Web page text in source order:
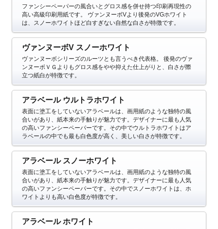
ファンシーペーパーの風合いとグロス感を併せ持つ印刷再現性の
高い高級印刷用紙です。 ヴァンヌーボVより後発のVGホワイト
は、スノーホワイトほど白すぎない自然な白さが特徴です。
ヴァンヌーボV スノーホワイト
ヴァンヌーボシリーズのルーツとも言うべき代表格。 後発のヴァ
ンヌーボＶＧよりもグロス感をやや抑えた仕上がりと、白さが際
立つ紙白が特徴です。
アラベール ウルトラホワイト
表面に塗工をしていないアラベールは、画用紙のような独特の風
合いがあり、紙本来の手触りが魅力です。デザイナーに最も人気
の高いファンシーペーパーです。その中でウルトラホワイトはア
ラベールの中でも最も白色度が高く、美しい白さが特徴です。
アラベール スノーホワイト
表面に塗工をしていないアラベールは、画用紙のような独特の風
合いがあり、紙本来の手触りが魅力です。デザイナーに最も人気
の高いファンシーペーパーです。その中でスノーホワイトは、ホ
ワイトよりも高い白色度が特徴です。
アラベール ホワイト